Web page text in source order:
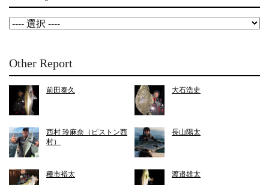
Other Report
前田泰久 大石浩史
西村 玲麻奈（ピストン西
村）
長山陽太
種市裕太 渡邉雄太